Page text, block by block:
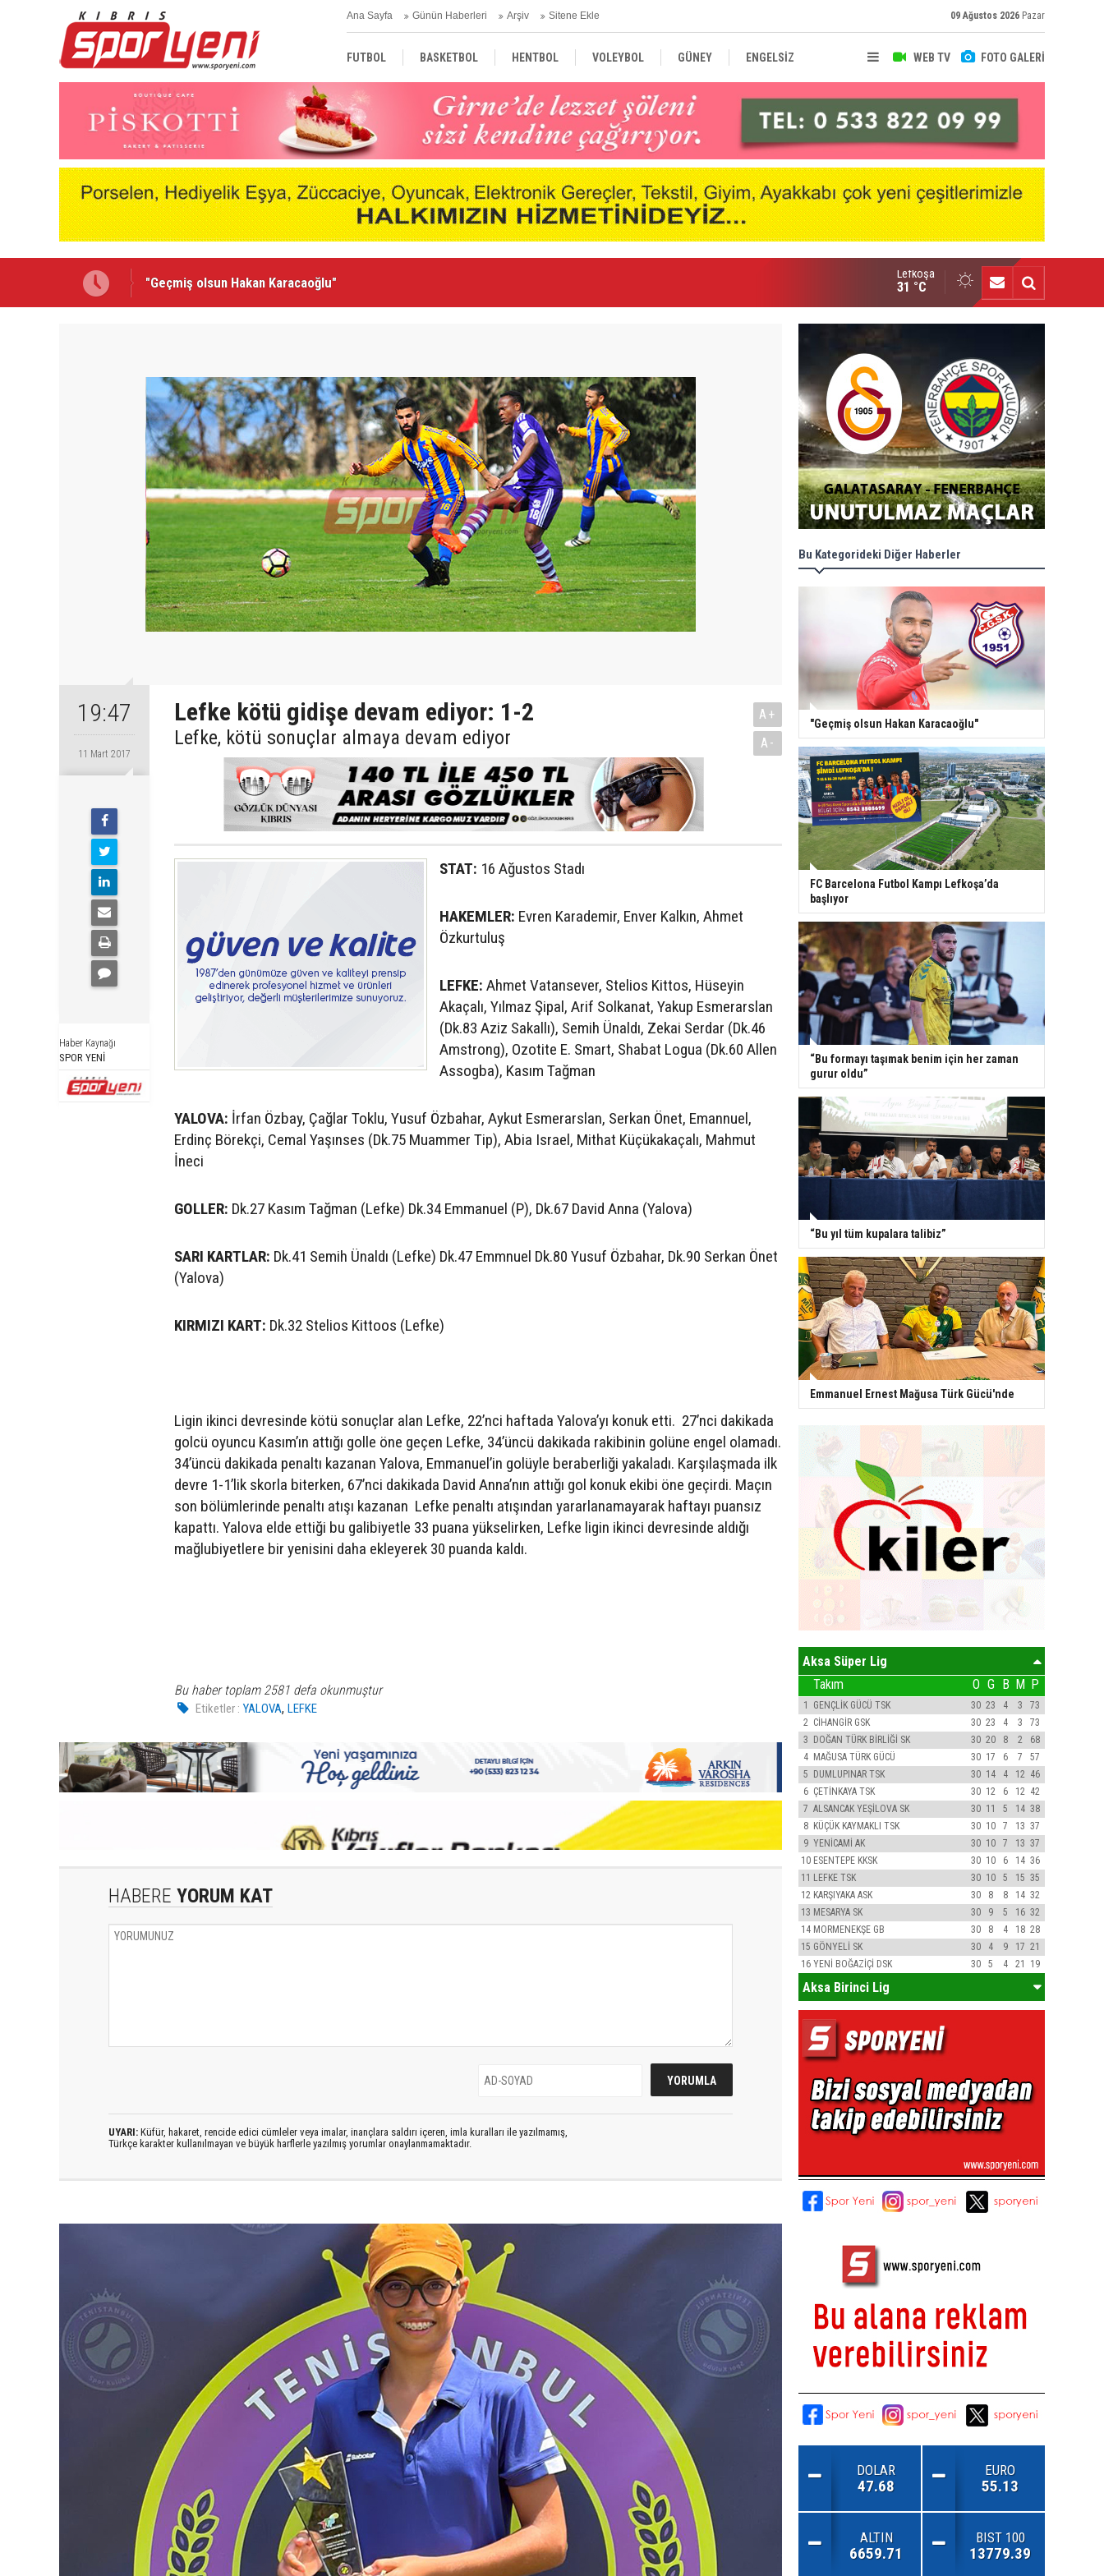
Ana Sayfa Günün Haberleri Arşiv Sitene Ekle 09 Ağustos 2026 Pazar
WEB TV FOTO GALERİ
FUTBOL BASKETBOL HENTBOL VOLEYBOL GÜNEY ENGELSİZ
TÜRKİYE AVRUPA DÜNYA
Lionel Messi'nin acı günü Arsenal, Bruno Guimaraes transferini duyurdu
Lefkoşa
31 °C
19:47
11 Mart 2017
Haber Kaynağı
SPOR YENİ
Lefke kötü gidişe devam ediyor: 1-2
Lefke, kötü sonuçlar almaya devam ediyor
A+
A-
STAT: 16 Ağustos Stadı
HAKEMLER: Evren Karademir, Enver Kalkın, Ahmet
Özkurtuluş
LEFKE: Ahmet Vatansever, Stelios Kittos, Hüseyin
Akaçalı, Yılmaz Şipal, Arif Solkanat, Yakup Esmerarslan
(Dk.83 Aziz Sakallı), Semih Ünaldı, Zekai Serdar (Dk.46
Amstrong), Ozotite E. Smart, Shabat Logua (Dk.60 Allen
Assogba), Kasım Tağman
YALOVA: İrfan Özbay, Çağlar Toklu, Yusuf Özbahar, Aykut Esmerarslan, Serkan Önet, Emannuel,
Erdinç Börekçi, Cemal Yaşınses (Dk.75 Muammer Tip), Abia Israel, Mithat Küçükakaçalı, Mahmut
İneci
GOLLER: Dk.27 Kasım Tağman (Lefke) Dk.34 Emmanuel (P), Dk.67 David Anna (Yalova)
SARI KARTLAR: Dk.41 Semih Ünaldı (Lefke) Dk.47 Emmnuel Dk.80 Yusuf Özbahar, Dk.90 Serkan Önet
(Yalova)
KIRMIZI KART: Dk.32 Stelios Kittoos (Lefke)
Ligin ikinci devresinde kötü sonuçlar alan Lefke, 22’nci haftada Yalova’yı konuk etti. 27’nci dakikada
golcü oyuncu Kasım’ın attığı golle öne geçen Lefke, 34’üncü dakikada rakibinin golüne engel olamadı.
34’üncü dakikada penaltı kazanan Yalova, Emmanuel’in golüyle beraberliği yakaladı. Karşılaşmada ilk
devre 1-1’lik skorla biterken, 67’nci dakikada David Anna’nın attığı gol konuk ekibi öne geçirdi. Maçın
son bölümlerinde penaltı atışı kazanan Lefke penaltı atışından yararlanamayarak haftayı puansız
kapattı. Yalova elde ettiği bu galibiyetle 33 puana yükselirken, Lefke ligin ikinci devresinde aldığı
mağlubiyetlere bir yenisini daha ekleyerek 30 puanda kaldı.
Bu haber toplam 2581 defa okunmuştur
Etiketler : YALOVA,LEFKE
HABERE YORUM KAT
UYARI: Küfür, hakaret, rencide edici cümleler veya imalar, inançlara saldırı içeren, imla kuralları ile yazılmamış,
Türkçe karakter kullanılmayan ve büyük harflerle yazılmış yorumlar onaylanmamaktadır.
Bu Kategorideki Diğer Haberler
"Geçmiş olsun Hakan Karacaoğlu"
FC Barcelona Futbol Kampı Lefkoşa’da
başlıyor
“Bu formayı taşımak benim için her zaman
gurur oldu”
“Bu yıl tüm kupalara talibiz”
Emmanuel Ernest Mağusa Türk Gücü'nde
Aksa Süper Lig
Takım O G B M P
1 GENÇLİK GÜCÜ TSK 30 23 4 3
73
2 CİHANGİR GSK 30 23 4 3
73
3 DOĞAN TÜRK BİRLİĞİ SK 30 20 8 2
68
4 MAĞUSA TÜRK GÜCÜ 30 17 6 7
57
5 DUMLUPINAR TSK 30 14 4 12 46
6 ÇETİNKAYA TSK 30 12 6 12 42
7 ALSANCAK YEŞİLOVA SK 30 11 5 14 38
8 KÜÇÜK KAYMAKLI TSK 30 10 7 13 37
9 YENİCAMİ AK 30 10 7 13 37
10 ESENTEPE KKSK 30 10 6 14 36
11 LEFKE TSK 30 10 5 15 35
12 KARŞIYAKA ASK 30 8 8 14 32
13 MESARYA SK 30 9 5 16 32
14 MORMENEKŞE GB 30 8 4 18 28
15 GÖNYELİ SK 30 4 9 17 21
16 YENİ BOĞAZİÇİ DSK 30 5 4 21 19
Aksa Birinci Lig
DOLAR
47.68
EURO
55.13
ALTIN
6659.71
BIST 100
13779.39